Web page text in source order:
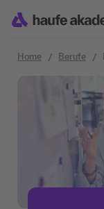
Home Berufe